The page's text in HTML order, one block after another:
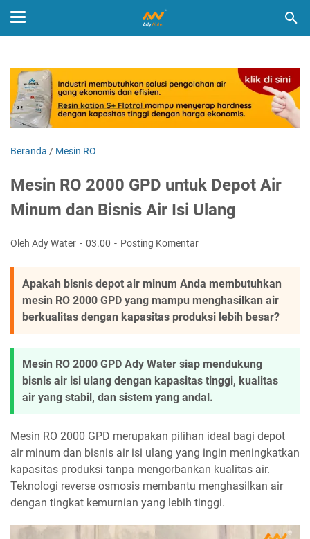
Beranda / Mesin RO
Mesin RO 2000 GPD untuk Depot Air
Minum dan Bisnis Air Isi Ulang
Oleh Ady Water 03.00 Posting Komentar
Apakah bisnis depot air minum Anda membutuhkan
mesin RO 2000 GPD yang mampu menghasilkan air
berkualitas dengan kapasitas produksi lebih besar?
Mesin RO 2000 GPD Ady Water siap mendukung
bisnis air isi ulang dengan kapasitas tinggi, kualitas
air yang stabil, dan sistem yang andal.
Mesin RO 2000 GPD merupakan pilihan ideal bagi depot
air minum dan bisnis air isi ulang yang ingin meningkatkan
kapasitas produksi tanpa mengorbankan kualitas air.
Teknologi reverse osmosis membantu menghasilkan air
dengan tingkat kemurnian yang lebih tinggi.